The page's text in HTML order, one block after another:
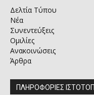
Δελτία Τύπου
Νέα
Συνεντεύξεις
Ομιλίες
Ανακοινώσεις
Άρθρα
ΠΛΗΡΟΦΟΡΙΕΣ